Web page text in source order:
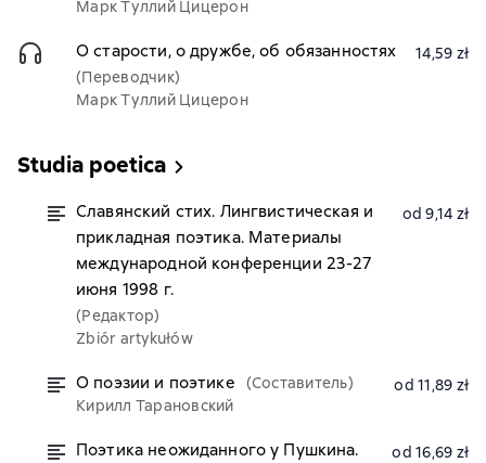
Марк Туллий Цицерон
О старости, о дружбе, об обязанностях
(Переводчик)
Марк Туллий Цицерон
14,59 zł
Studia poetica
Славянский стих. Лингвистическая и
прикладная поэтика. Материалы
международной конференции 23-27
июня 1998 г.
(Редактор)
Zbiór artykułów
od 9,14 zł
О поэзии и поэтике
(Составитель)
Кирилл Тарановский
od 11,89 zł
Поэтика неожиданного у Пушкина.
od 16,69 zł